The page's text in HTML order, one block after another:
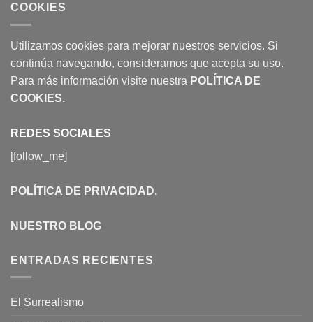
COOKIES
Utilizamos cookies para mejorar nuestros servicios. Si
continúa navegando, consideramos que acepta su uso.
Para más información visite nuestra POLÍTICA DE
COOKIES.
REDES SOCIALES
[follow_me]
POLÍTICA DE PRIVACIDAD.
NUESTRO BLOG
ENTRADAS RECIENTES
El Surrealismo